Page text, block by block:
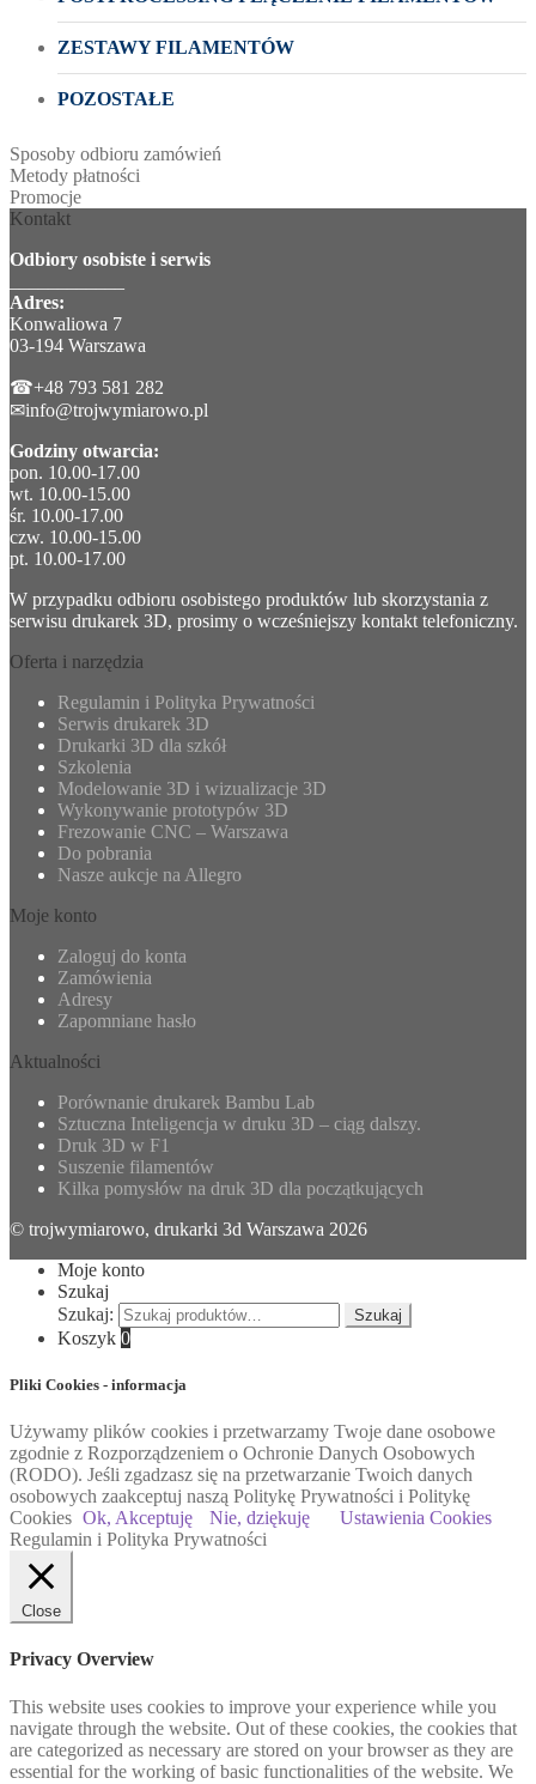
ZESTAWY FILAMENTÓW
POZOSTAŁE
Sposoby odbioru zamówień
Metody płatności
Promocje
Kontakt
Odbiory osobiste i serwis
Adres:
Konwaliowa 7
03-194 Warszawa
☎+48 793 581 282
✉info@trojwymiarowo.pl
Godziny otwarcia:
pon. 10.00-17.00
wt. 10.00-15.00
śr. 10.00-17.00
czw. 10.00-15.00
pt. 10.00-17.00
W przypadku odbioru osobistego produktów lub skorzystania z
serwisu drukarek 3D, prosimy o wcześniejszy kontakt telefoniczny.
Oferta i narzędzia
Regulamin i Polityka Prywatności
Serwis drukarek 3D
Drukarki 3D dla szkół
Szkolenia
Modelowanie 3D i wizualizacje 3D
Wykonywanie prototypów 3D
Frezowanie CNC – Warszawa
Do pobrania
Nasze aukcje na Allegro
Moje konto
Zaloguj do konta
Zamówienia
Adresy
Zapomniane hasło
Aktualności
Porównanie drukarek Bambu Lab
Sztuczna Inteligencja w druku 3D – ciąg dalszy.
Druk 3D w F1
Suszenie filamentów
Kilka pomysłów na druk 3D dla początkujących
© trojwymiarowo, drukarki 3d Warszawa 2026
Moje konto
Szukaj
Szukaj:
Szukaj
Koszyk 0
Pliki Cookies - informacja
Używamy plików cookies i przetwarzamy Twoje dane osobowe
zgodnie z Rozporządzeniem o Ochronie Danych Osobowych
(RODO). Jeśli zgadzasz się na przetwarzanie Twoich danych
osobowych zaakceptuj naszą Politykę Prywatności i Politykę
Cookies Ok, Akceptuję Nie, dziękuję
Ustawienia Cookies
Regulamin i Polityka Prywatności
Close
Privacy Overview
This website uses cookies to improve your experience while you
navigate through the website. Out of these cookies, the cookies that
are categorized as necessary are stored on your browser as they are
essential for the working of basic functionalities of the website. We